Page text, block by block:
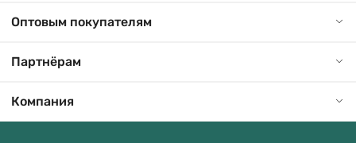
Оптовым покупателям
Партнёрам
Компания